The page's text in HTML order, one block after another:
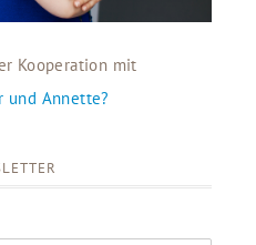
Kooperation mit
und Annette?